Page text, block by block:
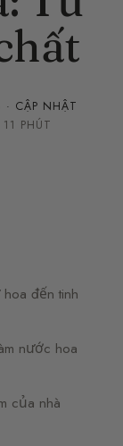
· CẬP NHẬT
PHÚT
đến tinh
nước hoa
của nhà